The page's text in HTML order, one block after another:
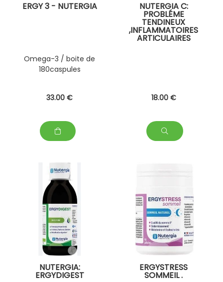
ERGY 3 - NUTERGIA
Omega-3 / boite de
180caspules
33.00 €
NUTERGIA C:
PROBLÉME
TENDINEUX
,INFLAMMATOIRES
ARTICULAIRES
18.00 €
NUTERGIA:
ERGYDIGEST
ERGYSTRESS
SOMMEIL .